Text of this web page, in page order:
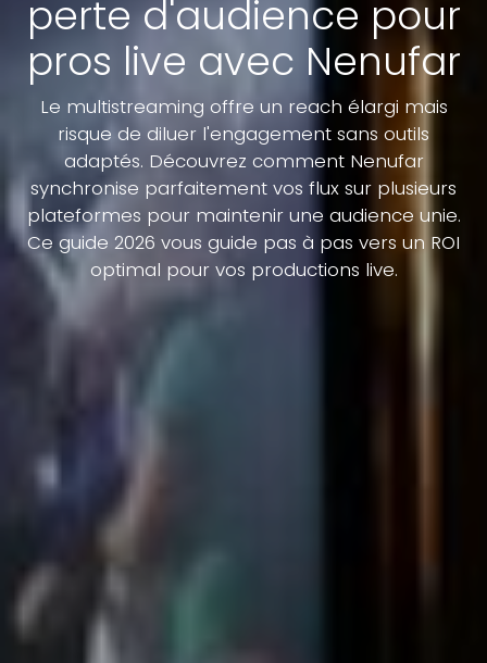
perte d'audience pour
pros live avec Nenufar
Le multistreaming offre un reach élargi mais
risque de diluer l'engagement sans outils
adaptés. Découvrez comment Nenufar
synchronise parfaitement vos flux sur plusieurs
plateformes pour maintenir une audience unie.
Ce guide 2026 vous guide pas à pas vers un ROI
optimal pour vos productions live.